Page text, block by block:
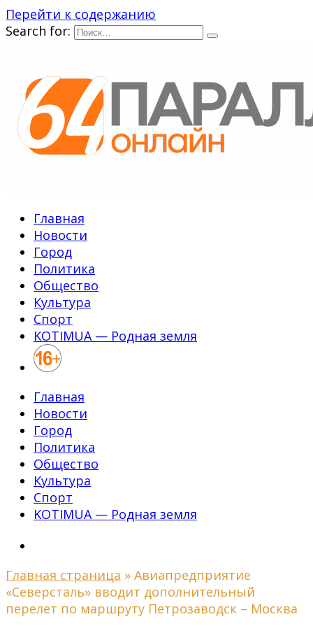
Перейти к содержанию
Search for:
Главная
Новости
Город
Политика
Общество
Культура
Спорт
KOTIMUA — Родная земля
Главная
Новости
Город
Политика
Общество
Культура
Спорт
KOTIMUA — Родная земля
Главная страница » Авиапредприятие
«Северсталь» вводит дополнительный
перелет по маршруту Петрозаводск – Москва